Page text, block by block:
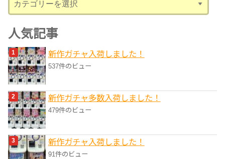
テ
ゴ
リ
ー
人気記事
新作ガチャ入荷しました！
537件のビュー
新作ガチャ多数入荷しました！
479件のビュー
新作ガチャ入荷しました！
91件のビュー